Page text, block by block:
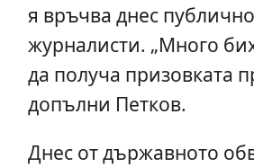
я връчва днес
журналисти. „Много
да получа призовката
допълни Петков.
Днес от държавното